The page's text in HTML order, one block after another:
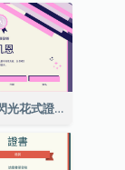
粉色和紫色閃光花式證書